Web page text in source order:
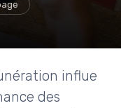
influe
des